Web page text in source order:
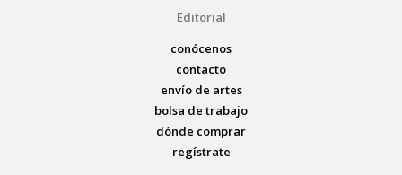
Editorial
conócenos
contacto
envío de artes
bolsa de trabajo
dónde comprar
regístrate